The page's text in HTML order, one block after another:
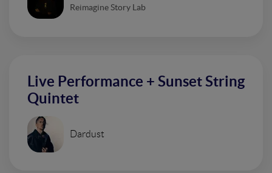
Reimagine Story Lab
Live Performance + Sunset String
Quintet
Dardust